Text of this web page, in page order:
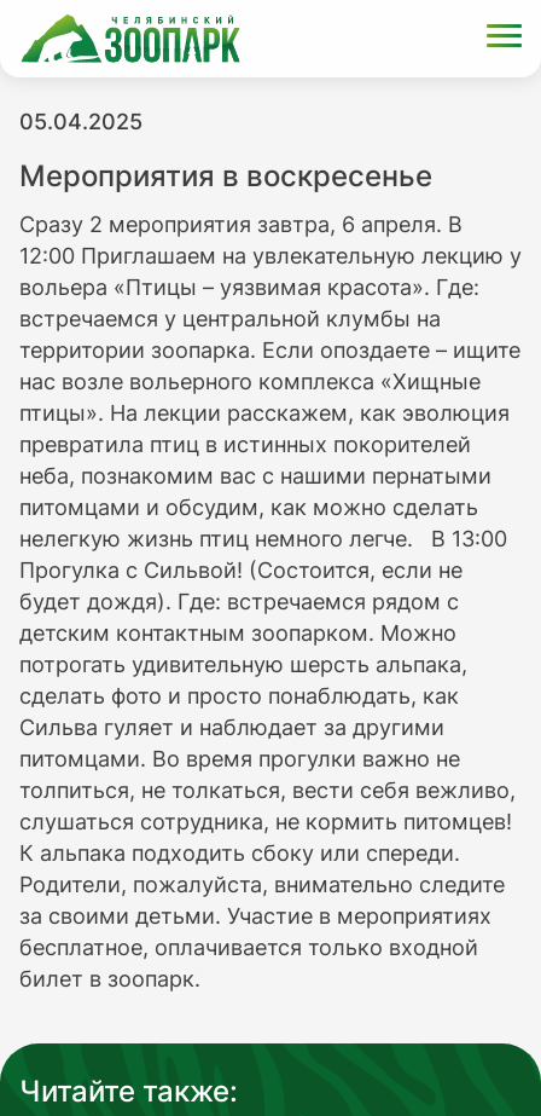
05.04.2025
Мероприятия в воскресенье
Сразу 2 мероприятия завтра, 6 апреля. В
12:00 Приглашаем на увлекательную лекцию у
вольера «Птицы – уязвимая красота». Где:
встречаемся у центральной клумбы на
территории зоопарка. Если опоздаете – ищите
нас возле вольерного комплекса «Хищные
птицы». На лекции расскажем, как эволюция
превратила птиц в истинных покорителей
неба, познакомим вас с нашими пернатыми
питомцами и обсудим, как можно сделать
нелегкую жизнь птиц немного легче. В 13:00
Прогулка с Сильвой! (Состоится, если не
будет дождя). Где: встречаемся рядом с
детским контактным зоопарком. Можно
потрогать удивительную шерсть альпака,
сделать фото и просто понаблюдать, как
Сильва гуляет и наблюдает за другими
питомцами. Во время прогулки важно не
толпиться, не толкаться, вести себя вежливо,
слушаться сотрудника, не кормить питомцев!
К альпака подходить сбоку или спереди.
Родители, пожалуйста, внимательно следите
за своими детьми. Участие в мероприятиях
бесплатное, оплачивается только входной
билет в зоопарк.
Читайте также: